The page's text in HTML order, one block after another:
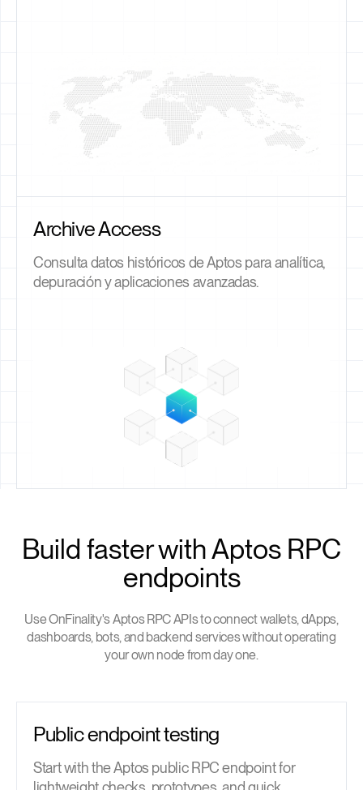
Archive Access
Consulta datos históricos de Aptos para analítica,
depuración y aplicaciones avanzadas.
Build faster with Aptos RPC
endpoints
Use OnFinality's Aptos RPC APIs to connect wallets, dApps,
dashboards, bots, and backend services without operating
your own node from day one.
Public endpoint testing
Start with the Aptos public RPC endpoint for